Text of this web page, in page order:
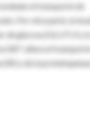
el transporte de
Por otra parte, la
de glucosa (GLUT) 4 y
DBT altera el
y de la